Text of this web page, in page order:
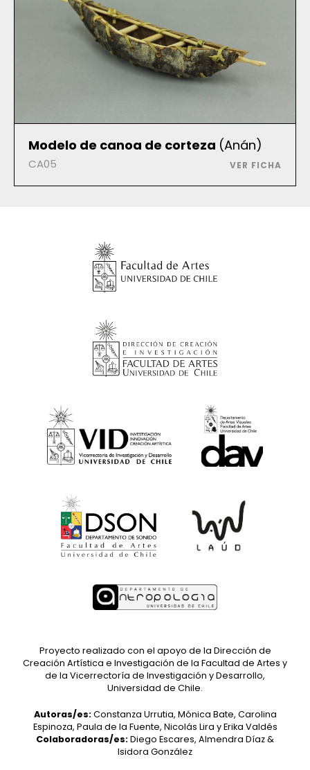
Modelo de canoa de corteza (Anán)
CA05 VER FICHA
Proyecto realizado con el apoyo de la Dirección de
Creación Artística e Investigación de la Facultad de Artes y
de la Vicerrectoría de Investigación y Desarrollo,
Universidad de Chile.
Autoras/es:Constanza Urrutia, Mónica Bate, Carolina
Espinoza, Paula de la Fuente, Nicolás Lira y Erika Valdés
Colaboradoras/es:Diego Escares, Almendra Díaz &
Isidora González